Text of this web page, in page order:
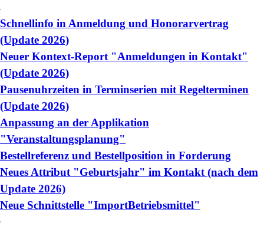
Schnellinfo in Anmeldung und Honorarvertrag
(Update 2026)
Neuer Kontext-Report "Anmeldungen in Kontakt"
(Update 2026)
Pausenuhrzeiten in Terminserien mit Regelterminen
(Update 2026)
Anpassung an der Applikation
"Veranstaltungsplanung"
Bestellreferenz und Bestellposition in Forderung
Neues Attribut "Geburtsjahr" im Kontakt (nach dem
Update 2026)
Neue Schnittstelle "ImportBetriebsmittel"